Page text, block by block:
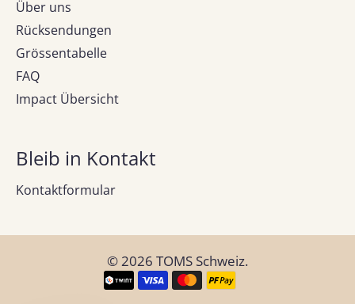
Über uns
Rücksendungen
Grössentabelle
FAQ
Impact Übersicht
Bleib in Kontakt
Kontaktformular
© 2026 TOMS Schweiz.